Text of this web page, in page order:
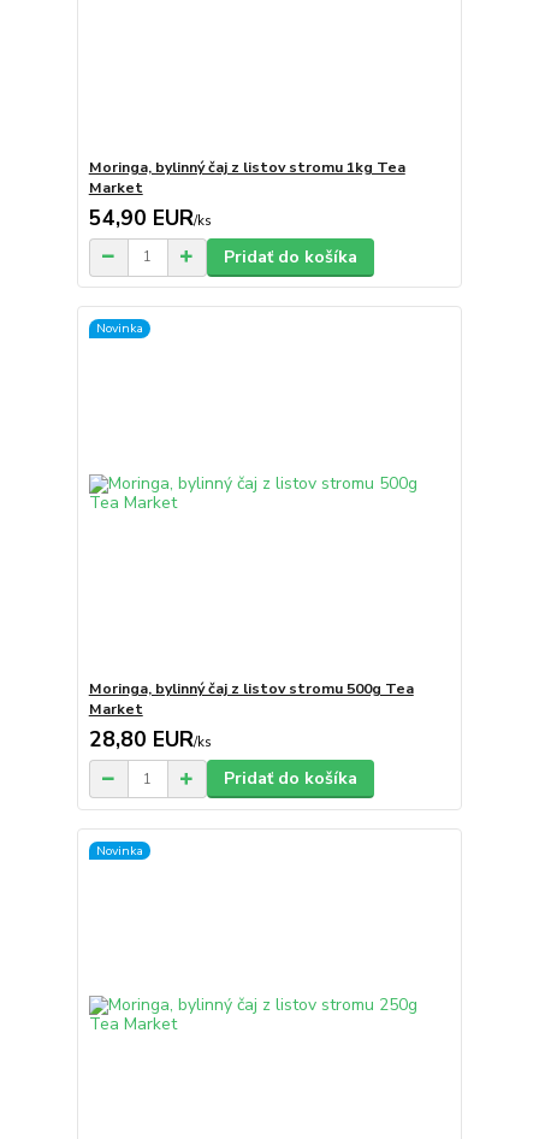
Moringa, bylinný čaj z listov stromu 1kg Tea
Market
54,90 EUR/ks
Pridať do košíka
Novinka
Moringa, bylinný čaj z listov stromu 500g Tea
Market
28,80 EUR/ks
Pridať do košíka
Novinka